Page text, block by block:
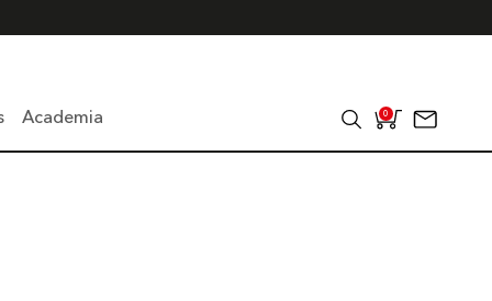
Academia 0